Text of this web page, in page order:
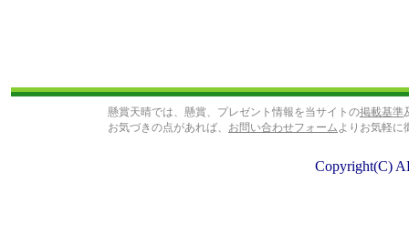
懸賞天晴では、懸賞、プレゼント情報を当サイトの掲載基準
お気づきの点があれば、 お問い合わせフォームよりお気軽に
Copyright(C)